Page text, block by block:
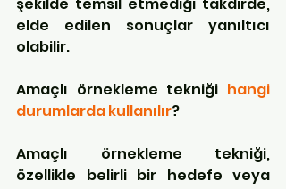
şekilde temsil etmediği takdirde,
elde edilen sonuçlar yanıltıcı
olabilir.
Amaçlı örnekleme tekniği hangi
durumlarda kullanılır?
Amaçlı örnekleme tekniği,
özellikle belirli bir hedefe veya